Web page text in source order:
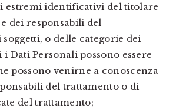
estremi identificativi del titolare
dei responsabili del
o delle categorie dei
i Dati Personali possono essere
possono venirne a conoscenza
del trattamento o di
del trattamento;